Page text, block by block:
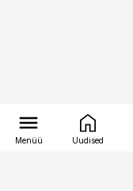
Menüü Uudised